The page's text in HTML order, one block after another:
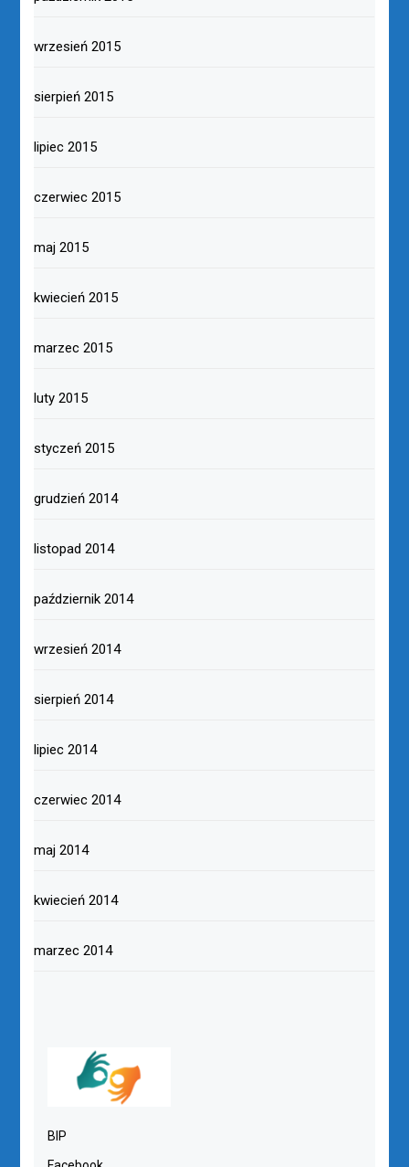
wrzesień 2015
sierpień 2015
lipiec 2015
czerwiec 2015
maj 2015
kwiecień 2015
marzec 2015
luty 2015
styczeń 2015
grudzień 2014
listopad 2014
październik 2014
wrzesień 2014
sierpień 2014
lipiec 2014
czerwiec 2014
maj 2014
kwiecień 2014
marzec 2014
BIP